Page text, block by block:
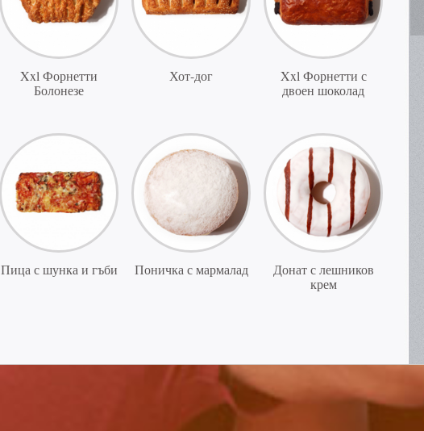
Xxl Форнетти
Болонезе
Хот-дог
Xxl Форнетти с
двоен шоколад
Пица с шунка и гъби Поничка с мармалад
Донат с лешников
крем